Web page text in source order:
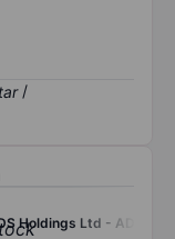
/
Holdings Ltd - ADR